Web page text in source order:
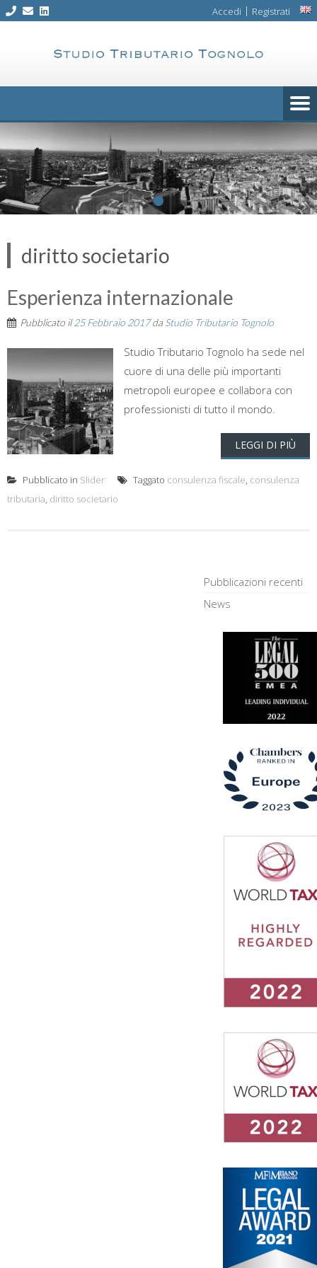
Skip
Accedi | Registrati
diritto societario
Esperienza internazionale
Pubblicato il25 Febbraio 2017da Studio Tributario Tognolo
Studio Tributario Tognolo ha sede nel
cuore di una delle più importanti
metropoli europee e collabora con
professionisti di tutto il mondo.
LEGGI DI PIÙ
Pubblicato in Slider Taggato consulenza fiscale, consulenza
tributaria, diritto societario
Pubblicazioni recenti
News